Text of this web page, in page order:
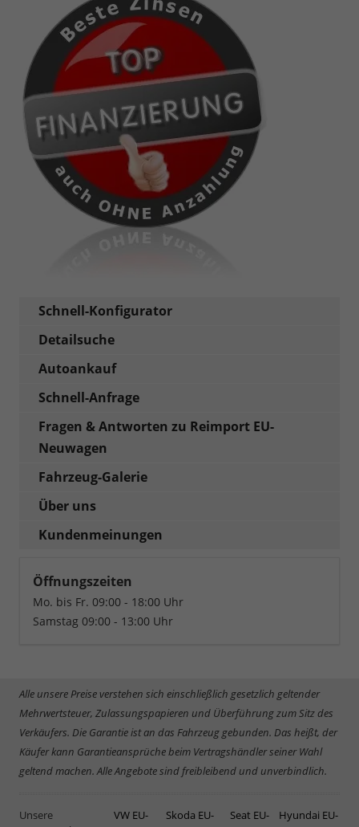
Schnell-Konfigurator
Detailsuche
Autoankauf
Schnell-Anfrage
Fragen & Antworten zu Reimport EU-
Neuwagen
Fahrzeug-Galerie
Über uns
Kundenmeinungen
Öffnungszeiten
Mo. bis Fr. 09:00 - 18:00 Uhr
Samstag 09:00 - 13:00 Uhr
Alle unsere Preise verstehen sich einschließlich gesetzlich geltender
Mehrwertsteuer, Zulassungspapieren und Überführung zum Sitz des
Verkäufers. Die Garantie ist an das Fahrzeug gebunden. Das heißt, der
Käufer kann Garantieansprüche beim Vertragshändler seiner Wahl
geltend machen. Alle Angebote sind freibleibend und unverbindlich.
Unsere
VW EU-
Skoda EU-
Seat EU-
Hyundai EU-